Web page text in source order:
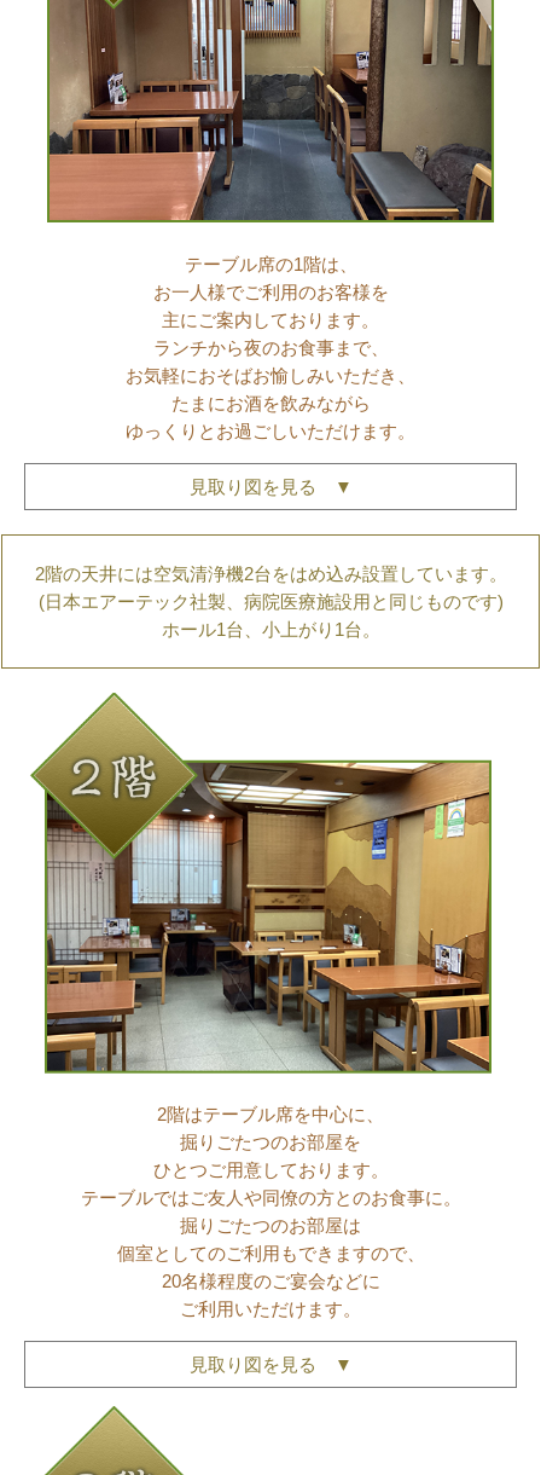
テーブル席の1階は、
お一人様でご利用のお客様を
主にご案内しております。
ランチから夜のお食事まで、
お気軽におそばお愉しみいただき、
たまにお酒を飲みながら
ゆっくりとお過ごしいただけます。
見取り図を見る ▼
2階の天井には空気清浄機2台をはめ込み設置しています。
(日本エアーテック社製、病院医療施設用と同じものです)
ホール1台、小上がり1台。
2階はテーブル席を中心に、
掘りごたつのお部屋を
ひとつご用意しております。
テーブルではご友人や同僚の方とのお食事に。
掘りごたつのお部屋は
個室としてのご利用もできますので、
20名様程度のご宴会などに
ご利用いただけます。
見取り図を見る ▼